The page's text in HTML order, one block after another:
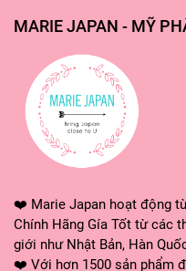
chuyên sâu giúp loại
HƯỚNG DẪN CÁCH
Bước 1: Tẩy trang và
Bước 2: Đổ nước hoa
MARIE JAPAN - MỸ
❤️ Marie Japan hoạt động
Chính Hãng Gía Tốt từ các
giới như Nhật Bản, Hàn
❤️ Với hơn 1500 sản phẩm